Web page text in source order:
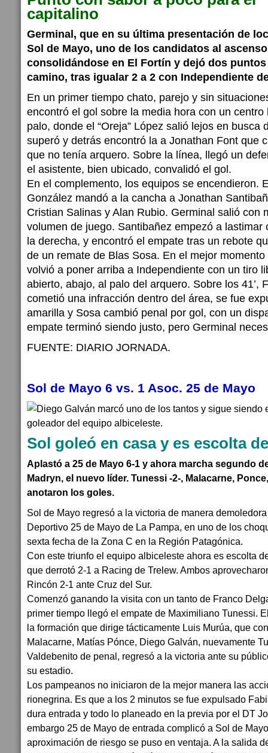
capitalino
Germinal, que en su última presentación de
Sol de Mayo, uno de los candidatos al
consolidándose en El Fortín y dejó dos
camino, tras igualar 2 a 2 con Independiente
En un primer tiempo chato, parejo y sin
encontró el gol sobre la media hora con un
palo, donde el “Oreja” López salió lejos en busca
superó y detrás encontró la a Jonathan Font que
que no tenía arquero. Sobre la línea, llegó un
el asistente, bien ubicado, convalidó el gol.
En el complemento, los equipos se encendieron.
González mandó a la cancha a Jonathan
Cristian Salinas y Alan Rubio. Germinal salió con
volumen de juego. Santibañez empezó a lastimar
la derecha, y encontró el empate tras un rebote
de un remate de Blas Sosa. En el mejor
volvió a poner arriba a Independiente con un tiro
abierto, abajo, al palo del arquero. Sobre los 41’,
cometió una infracción dentro del área, se fue
amarilla y Sosa cambió penal por gol, con un
empate terminó siendo justo, pero Germinal
FUENTE: DIARIO JORNADA.
Sol de Mayo 6 vs. 1 Asoc. 25 de Mayo
Sol goleó en casa y es escolta
Aplastó a 25 de Mayo 6-1 y ahora marcha segundo
Madryn, el nuevo líder. Tunessi -2-, Malacarne,
anotaron los goles.
Sol de Mayo regresó a la victoria de manera
Deportivo 25 de Mayo de La Pampa, en uno de los
sexta fecha de la Zona C en la Región Patagónica.
Con este triunfo el equipo albiceleste ahora es escolta
que derrotó 2-1 a Racing de Trelew. Ambos
Rincón 2-1 ante Cruz del Sur.
Comenzó ganando la visita con un tanto de Franco
primer tiempo llegó el empate de Maximiliano Tunessi.
la formación que dirige tácticamente Luis Murúa, que
Malacarne, Matías Pónce, Diego Galván, nuevamente
Valdebenito de penal, regresó a la victoria ante su
su estadio.
Los pampeanos no iniciaron de la mejor manera las
rionegrina. Es que a los 2 minutos se fue expulsado
dura entrada y todo lo planeado en la previa por el DT
embargo 25 de Mayo de entrada complicó a Sol de
aproximación de riesgo se puso en ventaja. A la salida